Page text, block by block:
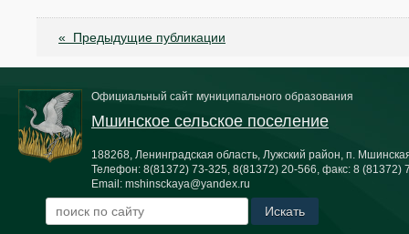
« Предыдущие публикации
Официальный сайт муниципального образования
Мшинское сельское поселение
188268, Ленинградская область, Лужский район, п.
Телефон: 8(81372) 73-325, 8(81372) 20-566, факс: 8 (81372)
Email: mshinsckaya@yandex.ru